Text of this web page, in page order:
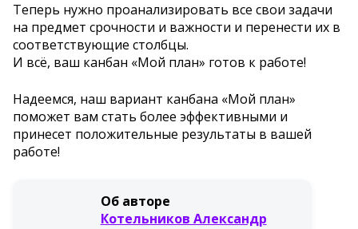
Теперь нужно проанализировать все свои задачи
на предмет срочности и важности и перенести их в
соответствующие столбцы.
И всё, ваш канбан «Мой план» готов к работе!
Надеемся, наш вариант канбана «Мой план»
поможет вам стать более эффективными и
принесет положительные результаты в вашей
работе!
Об авторе
Котельников Александр